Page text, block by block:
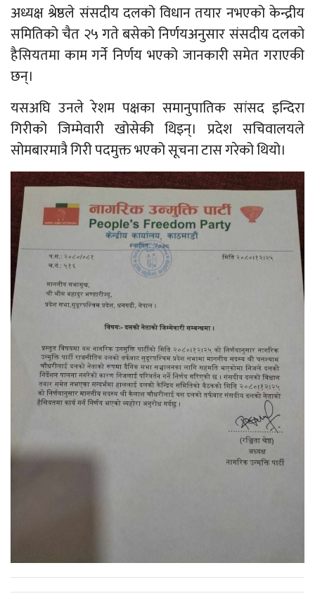
अध्यक्ष श्रेष्ठले संसदीय दलको विधान तयार नभएको केन्द्रीय
समितिको चैत २५ गते बसेको निर्णयअनुसार संसदीय दलको
हैसियतमा काम गर्ने निर्णय भएको जानकारी समेत गराएकी
छन्।
यसअघि उनले रेशम पक्षका समानुपातिक सांसद इन्दिरा
गिरीको जिम्मेवारी खोसेकी थिइन्। प्रदेश सचिवालयले
सोमबारमात्रै गिरी पदमुक्त भएको सूचना टास गरेको थियो।